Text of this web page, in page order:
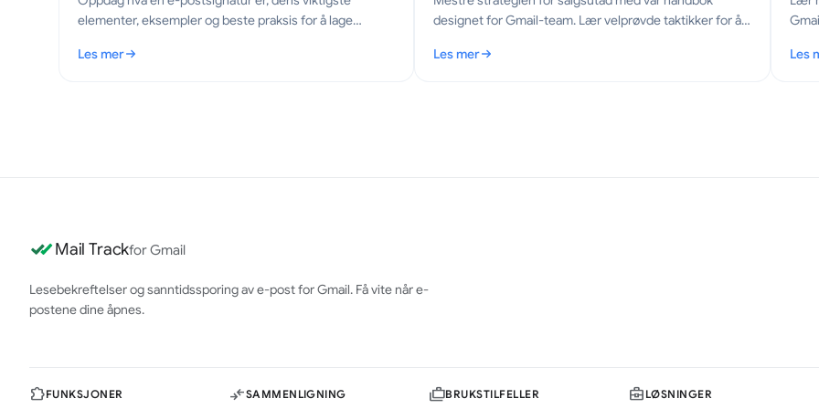
elementer, eksempler og beste praksis for å lage
Les mer
: Hva er en e-postsignatur? Viktige elementer og beste praksis
designet for Gmail-team. Lær velprøvde taktikker for å
Les mer
: Strategi for salgsutad: En praktisk håndbok for Gmail
Les
:
Mail Trackfor Gmail
Lesebekreftelser og sanntidssporing av e-post for Gmail. Få vite når e-
postene dine åpnes.
FUNKSJONER SAMMENLIGNING BRUKSTILFELLER LØSNINGER